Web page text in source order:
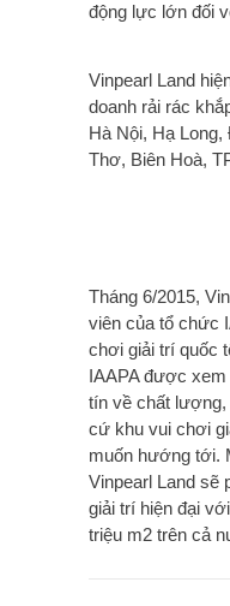
động lực lớn đối
Vinpearl Land
doanh rải rác
Hà Nội, Hạ
Thơ, Biên Hoà,
Tháng 6/2015,
viên của tổ chức
chơi giải trí quốc
IAAPA được
tín về chất lượng,
cứ khu vui chơi
muốn hướng tới.
Vinpearl Land sẽ
giải trí hiện đại
triệu m2 trên cả